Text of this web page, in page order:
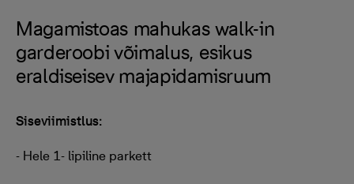
Magamistoas mahukas walk-in
garderoobi võimalus, esikus
eraldiseisev majapidamisruum
Siseviimistlus:
- Hele 1- lipiline parkett